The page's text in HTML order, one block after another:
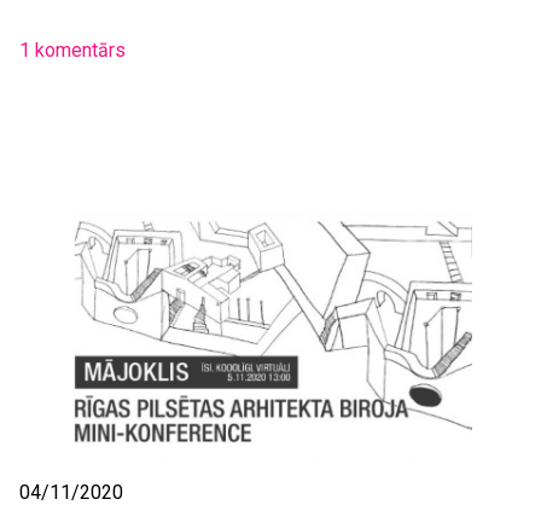
1 komentārs
04/11/2020